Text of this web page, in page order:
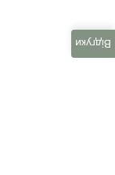
Відгуки